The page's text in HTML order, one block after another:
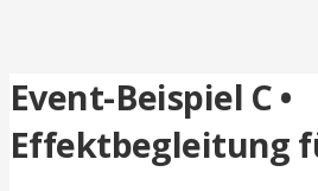
Event-Beispiel C •
Effektbegleitung